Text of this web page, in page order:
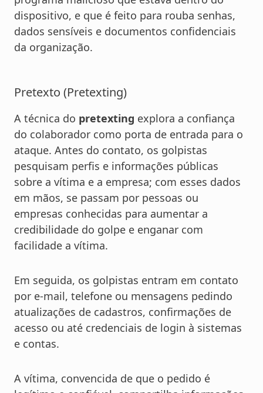
dispositivo, e que é feito para rouba senhas,
dados sensíveis e documentos confidenciais
da organização.
Pretexto (Pretexting)
A técnica do pretexting explora a confiança
do colaborador como porta de entrada para o
ataque. Antes do contato, os golpistas
pesquisam perfis e informações públicas
sobre a vítima e a empresa; com esses dados
em mãos, se passam por pessoas ou
empresas conhecidas para aumentar a
credibilidade do golpe e enganar com
facilidade a vítima.
Em seguida, os golpistas entram em contato
por e-mail, telefone ou mensagens pedindo
atualizações de cadastros, confirmações de
acesso ou até credenciais de login à sistemas
e contas.
A vítima, convencida de que o pedido é